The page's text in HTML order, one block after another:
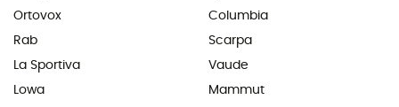
Ortovox
Rab
La Sportiva
Lowa
Columbia
Scarpa
Vaude
Mammut